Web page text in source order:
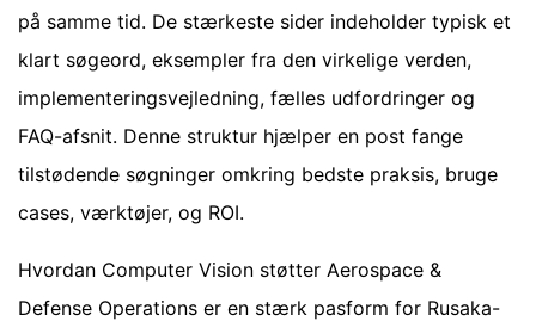
på samme tid. De stærkeste sider indeholder typisk et
klart søgeord, eksempler fra den virkelige verden,
implementeringsvejledning, fælles udfordringer og
FAQ-afsnit. Denne struktur hjælper en post fange
tilstødende søgninger omkring bedste praksis, bruge
cases, værktøjer, og ROI.
Hvordan Computer Vision støtter Aerospace &
Defense Operations er en stærk pasform for Rusaka-